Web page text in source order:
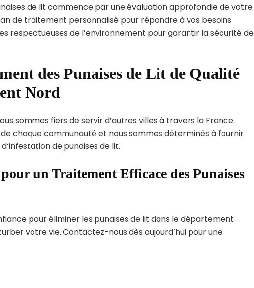
de lit commence par une évaluation approfondie de votre
de traitement personnalisé pour répondre à vos besoins
respectueuses de l’environnement pour garantir la sécurité de
des Punaises de Lit de Qualité
Nord
sommes fiers de servir d’autres villes à travers la France.
chaque communauté et nous sommes déterminés à fournir
de punaises de lit.
un Traitement Efficace des Punaises
pour éliminer les punaises de lit dans le département
votre vie. Contactez-nous dès aujourd’hui pour une